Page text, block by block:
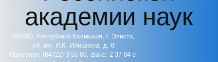
академии наук
358000, Республика Калмыкия, г. Элиста,
ул. им. И.К. Илишкина, д. 8
Приемная: (84722) 3-55-06, факс: 2-37-84 e-